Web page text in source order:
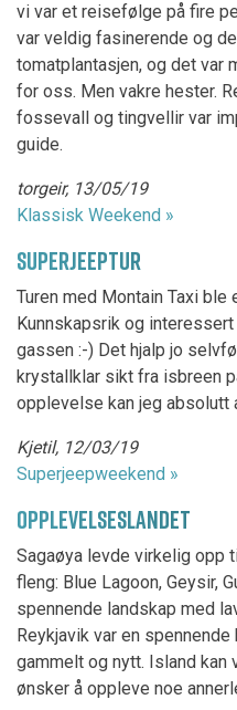
vi var et reisefølge på fire
var veldig fasinerende og
tomatplantasjen, og det var
for oss. Men vakre hester.
fossevall og tingvellir var
guide.
torgeir, 13/05/19
Klassisk Weekend »
SUPERJEEPTUR
Turen med Montain Taxi
Kunnskapsrik og
gassen :-) Det hjalp jo
krystallklar sikt fra isbreen
opplevelse kan jeg absolutt
Kjetil, 12/03/19
Superjeepweekend »
OPPLEVELSESLANDET
Sagaøya levde virkelig opp
fleng: Blue Lagoon, Geysir,
spennende landskap med
Reykjavik var en
gammelt og nytt. Island
ønsker å oppleve noe